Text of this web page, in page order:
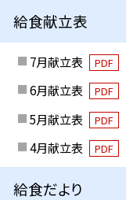
給食献立表
7月献立表 PDF
6月献立表
PDF
5月献立表
PDF
4月献立表 PDF
給食だより